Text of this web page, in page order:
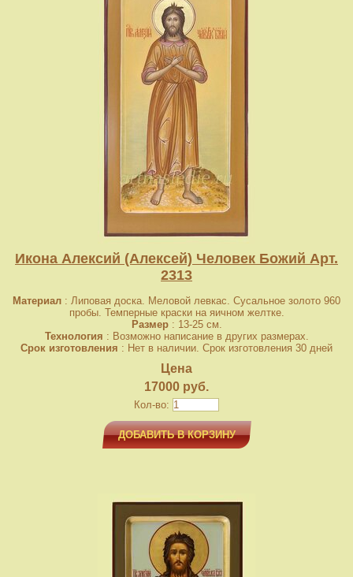
Икона Алексий (Алексей) Человек Божий Арт.
2313
Материал : Липовая доска. Меловой левкас. Сусальное золото 960
пробы. Темперные краски на яичном желтке.
Размер: 13-25 см.
Технология : Возможно написание в других размерах.
Срок изготовления : Нет в наличии. Срок изготовления 30 дней
Цена
17000 руб.
Кол-во:
ДОБАВИТЬ В КОРЗИНУ